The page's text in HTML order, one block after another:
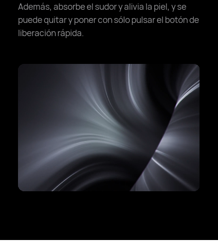
Además, absorbe el sudor y alivia la piel, y se
puede quitar y poner con sólo pulsar el botón de
liberación rápida.